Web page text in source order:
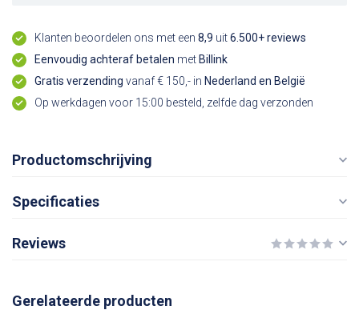
Klanten beoordelen ons met een 8,9 uit6.500+ reviews
Eenvoudig achteraf betalen met Billink
Gratis verzending vanaf € 150,- in Nederland en België
Op werkdagen voor 15:00 besteld, zelfde dag verzonden
Productomschrijving
Specificaties
Reviews
Gerelateerde producten